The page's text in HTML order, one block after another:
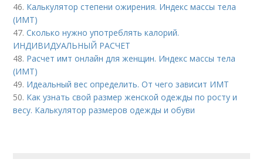
46. Калькулятор степени ожирения. Индекс массы тела
(ИМТ)
47.Сколько нужно употреблять калорий.
ИНДИВИДУАЛЬНЫЙ РАСЧЕТ
48. Расчет имт онлайн для женщин. Индекс массы тела
(ИМТ)
49. Идеальный вес определить. От чего зависит ИМТ
50. Как узнать свой размер женской одежды по росту и
весу. Калькулятор размеров одежды и обуви